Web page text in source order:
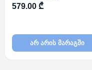
579.00 ₾
არ არის მარაგში